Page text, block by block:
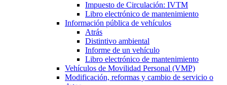
Impuesto de Circulación: IVTM
Libro electrónico de mantenimiento
Información pública de vehículos
Atrás
Distintivo ambiental
Informe de un vehículo
Libro electrónico de mantenimiento
Vehículos de Movilidad Personal (VMP)
Modificación, reformas y cambio de servicio o